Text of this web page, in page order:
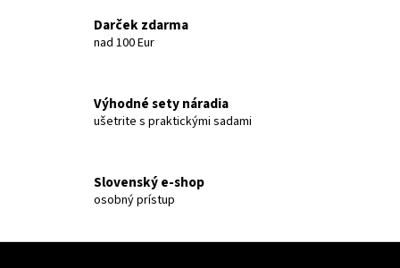
Darček zdarma
nad 100 Eur
Výhodné sety náradia
ušetrite s praktickými sadami
Slovenský e-shop
osobný prístup